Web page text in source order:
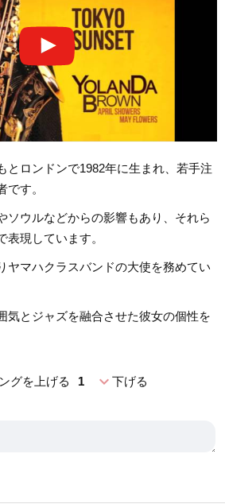
とロンドンで1982年に生まれ、若手注
です。
ソウルなどからの影響もあり、それら
現しています。
ヤマハクラスバンドの大使を務めてい
気とジャズを融合させた彼女の個性を
グを上げる 1 expand_more下げる